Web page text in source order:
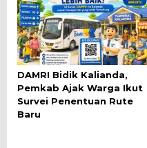
DAMRI Bidik Kalianda,
Pemkab Ajak Warga Ikut
Survei Penentuan Rute
Baru